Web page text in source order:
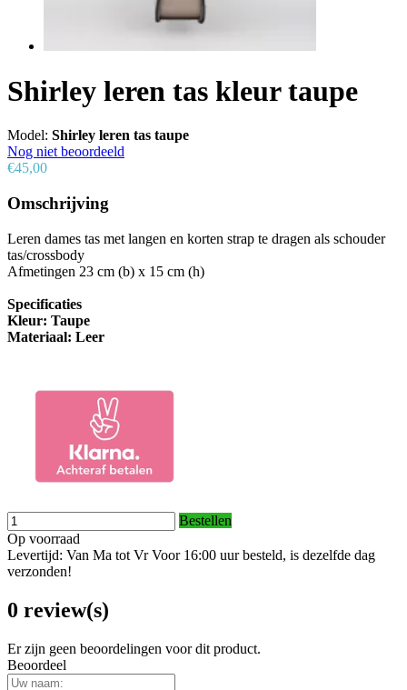
Shirley leren tas kleur taupe
Model: Shirley leren tas taupe
Nog niet beoordeeld
€45,00
Omschrijving
Leren dames tas met langen en korten strap te dragen als schouder
tas/crossbody
Afmetingen 23 cm (b) x 15 cm (h)
Specificaties
Kleur: Taupe
Materiaal: Leer
Bestellen
Op voorraad
Levertijd: Van Ma tot Vr Voor 16:00 uur besteld, is dezelfde dag
verzonden!
0 review(s)
Er zijn geen beoordelingen voor dit product.
Beoordeel